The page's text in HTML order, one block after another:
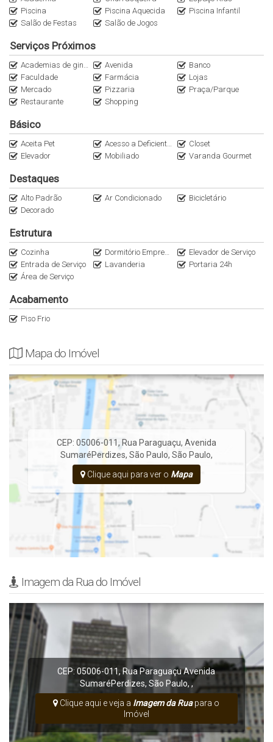
Anuncie seu imóvel conosco
As imagens são do apartamento decorado, consulte memorial
descritivo da entrega do imóvel.
Piscina
Piscina Aquecida
Piscina Infantil
Salão de Festas
Salão de Jogos
Serviços Próximos
Academias de ginástica Avenida
Banco
Faculdade
Farmácia
Lojas
Mercado
Pizzaria
Praça/Parque
Restaurante
Shopping
Básico
Aceita Pet Acesso a Deficientes
Closet
Elevador
Mobiliado Varanda Gourmet
Destaques
Alto Padrão Ar Condicionado
Bicicletário
Decorado
Estrutura
Cozinha Dormitório Empregada
Elevador de Serviço
Entrada de Serviço
Lavanderia
Portaria 24h
Área de Serviço
Acabamento
Piso Frio
Mapa do Imóvel
CEP: 05006-011 , Rua Paraguaçu, Avenida
SumaréPerdizes, São Paulo, São Paulo,
Clique aqui para ver o Mapa
Imagem da Rua do Imóvel
CEP: 05006-011, Rua ParaguaçuAvenida
SumaréPerdizes, São Paulo, ,
Clique aqui e veja a Imagem da Ruapara o
Imóvel